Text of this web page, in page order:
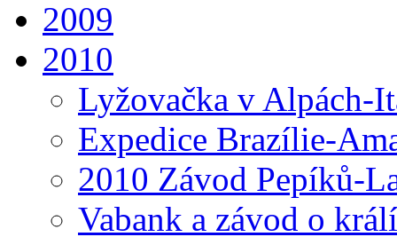
2009
2010
Lyžovačka v Alpách-
Expedice Brazílie-
2010 Závod Pepíků-
Vabank a závod o